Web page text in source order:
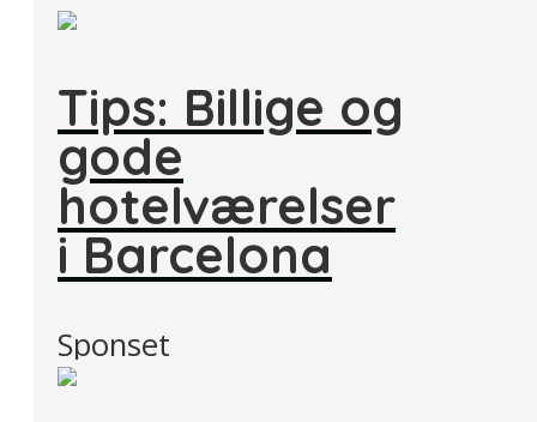
Tips: Billige og
gode
hotelværelser
i Barcelona
Sponset